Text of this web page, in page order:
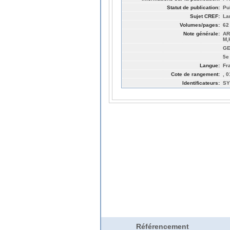
Statut de publication:
Sujet CREF:
Volumes/pages: 62
Note générale:
5e
Langue:
Cote de rangement:
,
Identificateurs:
Référencement